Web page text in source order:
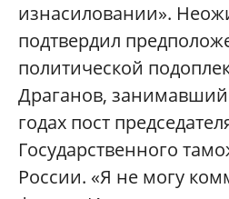
изнасиловании».
подтвердил
политической
Драганов,
годах пост
Государственного
России. «Я не могу